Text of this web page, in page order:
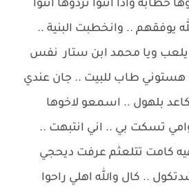
خطابة واذا انتوا تردوها انتوا
يوفقهم .. وانخطبت البنية ..
يلعب ويا محمد ابن ستار نفس
هستوني طاب للبيت .. جان عندي
بلهول .. اسمعو لاخوها
تسكت بي .. اني انتبهت ..
كامت تتلعثم عرفت ديحجي
.. كال والله اهلي راحوا